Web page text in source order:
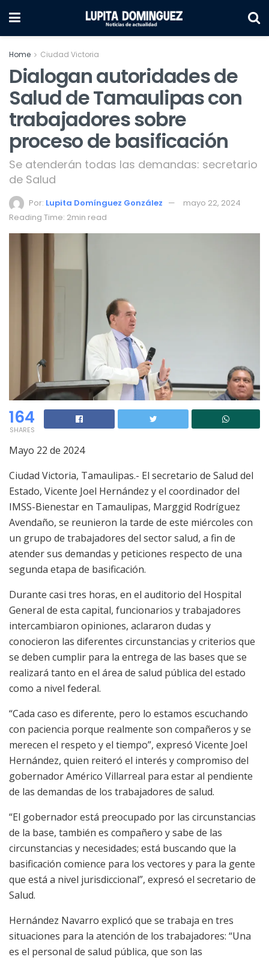
Home Ciudad Victoria
Dialogan autoridades de
Salud de Tamaulipas con
trabajadores sobre
proceso de basificación
Se atenderán todas las demandas: secretario
de Salud
Por: Lupita Domínguez González
mayo 22, 2024
Reading Time: 2min read
164
SHARES
Mayo 22 de 2024
Ciudad Victoria, Tamaulipas.- El secretario de Salud del
Estado, Vicente Joel Hernández y el coordinador del
IMSS-Bienestar en Tamaulipas, Marggid Rodríguez
Avendaño, se reunieron la tarde de este miércoles con
un grupo de trabajadores del sector salud, a fin de
atender sus demandas y peticiones respecto de una
segunda etapa de basificación.
Durante casi tres horas, en el auditorio del Hospital
General de esta capital, funcionarios y trabajadores
intercambiaron opiniones, aclararon dudas y
conocieron las diferentes circunstancias y criterios que
se deben cumplir para la entrega de las bases que se
realizará tanto en el área de salud pública del estado
como a nivel federal.
“Cada caso es diferente, pero lo estamos escuchando
con paciencia porque realmente son compañeros y se
merecen el respeto y el tiempo”, expresó Vicente Joel
Hernández, quien reiteró el interés y compromiso del
gobernador Américo Villarreal para estar al pendiente
de las demandas de los trabajadores de salud.
“El gobernador está preocupado por las circunstancias
de la base, también es compañero y sabe de las
circunstancias y necesidades; está buscando que la
basificación comience para los vectores y para la gente
que está a nivel jurisdiccional”, expresó el secretario de
Salud.
Hernández Navarro explicó que se trabaja en tres
situaciones para la atención de los trabajadores: “Una
es el personal de salud pública, que son las